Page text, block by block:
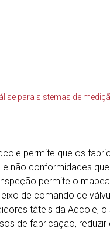
para sistemas de
permite que os
não conformidades
permite o
de comando de
táteis da Adcole,
de fabricação,